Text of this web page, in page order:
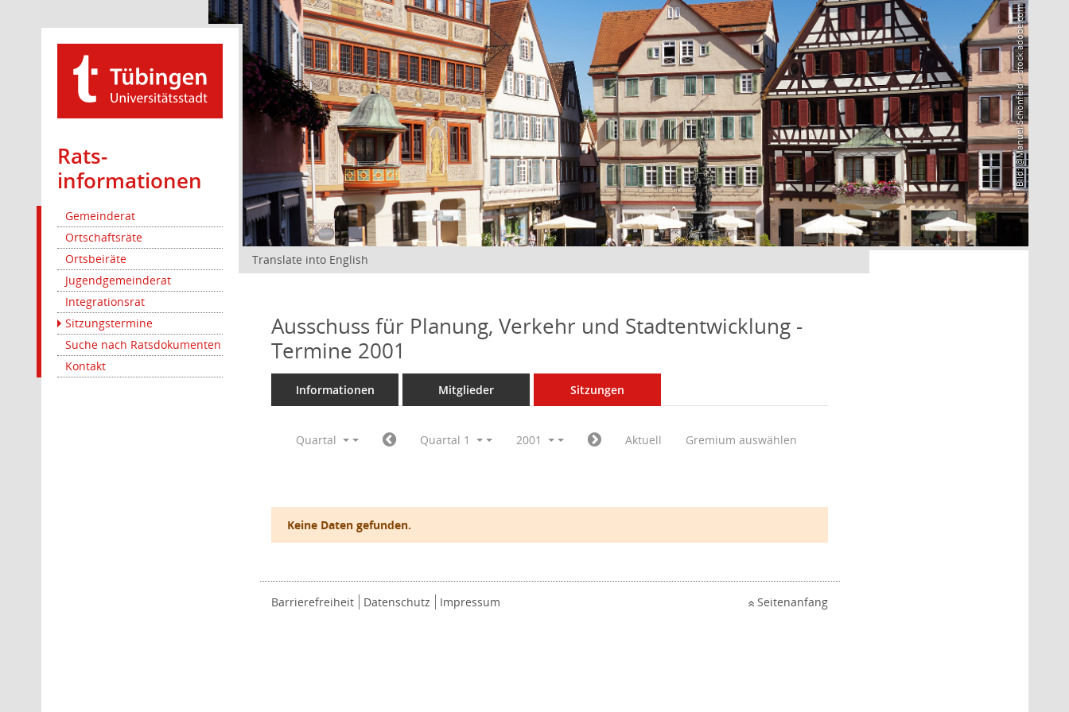
Rats­
informationen
Gemeinderat
Ortschaftsräte
Ortsbeiräte
Jugendgemeinderat
Integrationsrat
Sitzungstermine
Suche nach Ratsdokumenten
Kontakt
Bild: @Manuel Schönfeld – stock.adobe.com
Translate into English
Ausschuss für Planung, Verkehr und Stadtentwicklung -
Termine 2001
Informationen Mitglieder Sitzungen
Quartal Quartal 1 2001 Aktuell Gremium auswählen
Keine Daten gefunden.
Barrierefreiheit Datenschutz Impressum Seitenanfang